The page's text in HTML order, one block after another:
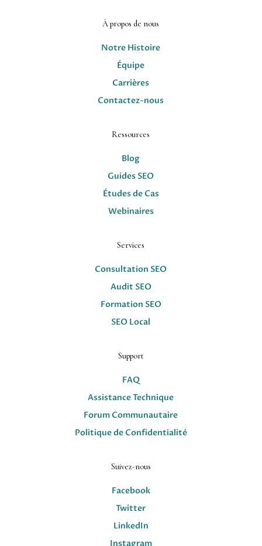
À propos de nous
Notre Histoire
Équipe
Carrières
Contactez-nous
Ressources
Blog
Guides SEO
Études de Cas
Webinaires
Services
Consultation SEO
Audit SEO
Formation SEO
SEO Local
Support
FAQ
Assistance Technique
Forum Communautaire
Politique de Confidentialité
Suivez-nous
Facebook
Twitter
LinkedIn
Instagram